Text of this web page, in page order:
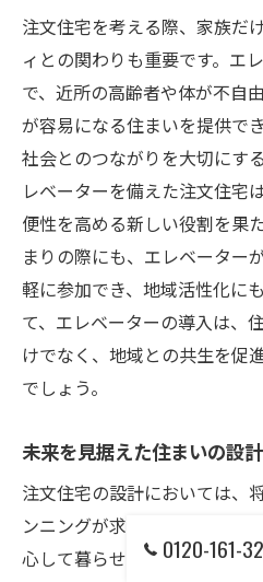
注文住宅を考える際、家族だ
ィとの関わりも重要です。エ
で、近所の高齢者や体が不自
が容易になる住まいを提供で
社会とのつながりを大切にす
レベーターを備えた注文住宅
便性を高める新しい役割を果
まりの際にも、エレベーター
軽に参加でき、地域活性化に
て、エレベーターの導入は、
けでなく、地域との共生を促
でしょう。
未来を見据えた住まいの設計
注文住宅の設計においては、
ンニングが求められます。高
心して暮らせる環境を整える
0120-161-